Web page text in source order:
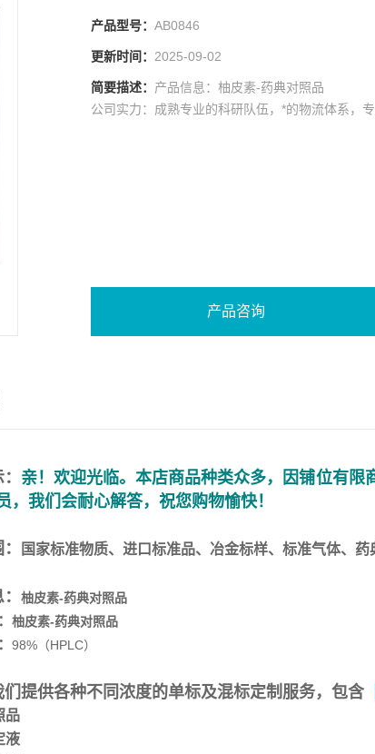
产品型号： AB0846
更新时间： 2025-09-02
简要描述： 产品信息：柚皮素-药典对照品
公司实力：成熟专业的科研队伍，*的物流体系，
产品咨询
亲！欢迎光临。本店商品种类众多，因铺位有
，我们会耐心解答，祝您购物愉快！
国家标准物质、进口标准品、冶金标样、标准气体、
柚皮素-药典对照品
柚皮素-药典对照品
98%（HPLC）
们提供各种不同浓度的单标及混标定制服务，包含
品
液